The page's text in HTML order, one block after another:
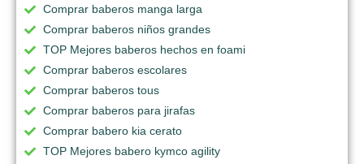
Comprar baberos manga larga
Comprar baberos niños grandes
TOP Mejores baberos hechos en foami
Comprar baberos escolares
Comprar baberos tous
Comprar baberos para jirafas
Comprar babero kia cerato
TOP Mejores babero kymco agility